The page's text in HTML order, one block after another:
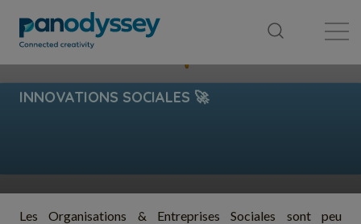
Les Organisations & Entreprises Sociales sont peu